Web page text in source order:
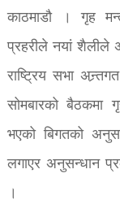
काठमाडौ । गृह
प्रहरीले नयां शैलीले
राष्ट्रिय सभा
सोमबारको बैठकमा
भएको बिगतको
लगाएर अनुसन्धान
।